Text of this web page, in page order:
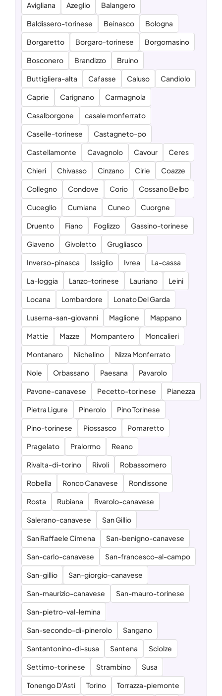
Avigliana Azeglio Balangero
Baldissero-torinese Beinasco Bologna
Borgaretto Borgaro-torinese Borgomasino
Bosconero Brandizzo Bruino
Buttigliera-alta Cafasse Caluso Candiolo
Caprie Carignano Carmagnola
Casalborgone casale monferrato
Caselle-torinese Castagneto-po
Castellamonte Cavagnolo Cavour Ceres
Chieri Chivasso Cinzano Cirie Coazze
Collegno Condove Corio Cossano Belbo
Cuceglio Cumiana Cuneo Cuorgne
Druento Fiano Foglizzo Gassino-torinese
Giaveno Givoletto Grugliasco
Inverso-pinasca Issiglio Ivrea La-cassa
La-loggia Lanzo-torinese Lauriano Leini
Locana Lombardore Lonato Del Garda
Luserna-san-giovanni Maglione Mappano
Mattie Mazze Mompantero Moncalieri
Montanaro Nichelino Nizza Monferrato
Nole Orbassano Paesana Pavarolo
Pavone-canavese Pecetto-torinese Pianezza
Pietra Ligure Pinerolo Pino Torinese
Pino-torinese Piossasco Pomaretto
Pragelato Pralormo Reano
Rivalta-di-torino Rivoli Robassomero
Robella Ronco Canavese Rondissone
Rosta Rubiana Rvarolo-canavese
Salerano-canavese San Gillio
San Raffaele Cimena San-benigno-canavese
San-carlo-canavese San-francesco-al-campo
San-gillio San-giorgio-canavese
San-maurizio-canavese San-mauro-torinese
San-pietro-val-lemina
San-secondo-di-pinerolo Sangano
Santantonino-di-susa Santena Sciolze
Settimo-torinese Strambino Susa
Tonengo D'Asti Torino Torrazza-piemonte